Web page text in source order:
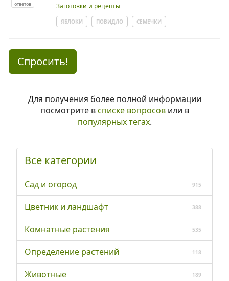
ответов
Заготовки и рецепты
ЯБЛОКИ ПОВИДЛО СЕМЕЧКИ
Спросить!
Для получения более полной информации
посмотрите всписке вопросовили в
популярных тегах.
Все категории
Сад и огород 915
Цветник и ландшафт 388
Комнатные растения 535
Определение растений 118
Животные 189